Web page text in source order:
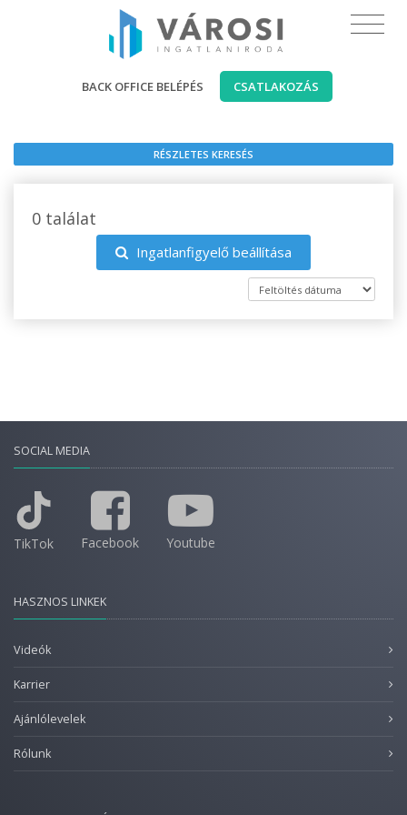
BACK OFFICE BELÉPÉS CSATLAKOZÁS
RÉSZLETES KERESÉS
0 találat
Ingatlanfigyelő beállítása
SOCIAL MEDIA
TikTok Facebook Youtube
HASZNOS LINKEK
Videók
Karrier
Ajánlólevelek
Rólunk